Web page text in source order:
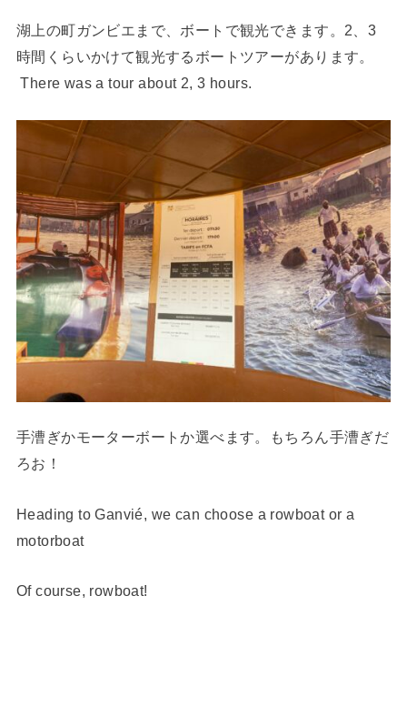
湖上の町ガンビエまで、ボートで観光できます。2、3
時間くらいかけて観光するボートツアーがあります。
There was a tour about 2, 3 hours.
手漕ぎかモーターボートか選べます。もちろん手漕ぎだ
ろお！
Heading to Ganvié, we can choose a rowboat or a
motorboat
Of course, rowboat!